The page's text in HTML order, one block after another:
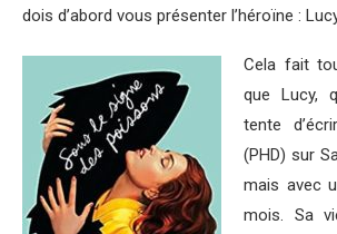
dois d’abord vous présenter l’héroïne :
Cela fait
que Lucy,
tente
(PHD) sur
mais avec
mois. Sa